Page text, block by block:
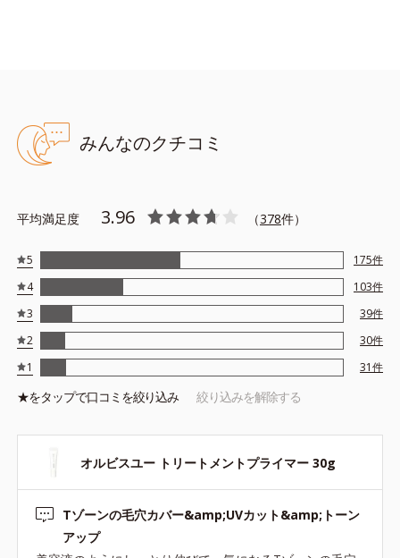
【ラスティング効果】
皮脂選択テカリ防止成分(*5)
*2 角層の範囲内
*3 スキンプロテクト※複合成分配合＝肌を保護し、乾燥を防ぐ
複合成分 ※ ビルベリー葉エキス、タベブイアインペチギノサ
樹皮エキス
*4 グリセリルグルコシド（保湿成分）、（ジメチコン／ビニル
ジメチコン）クロスポリマー、ジメチコン（カバー成分）
*5 アクリレーツコポリマー
ンフリー
●SPF50・PA+++
●セイヨウナシ果汁エキス*1＝保湿成分 ●カンゾウ葉エキス＝保湿
みんなのクチコミ
平均満足度 3.96 （378件）
5 175件
4
103件
3
39件
2
30件
1
31件
★をタップで口コミを絞り込み 絞り込みを解除する
オルビスユー トリートメントプライマー 30g
Tゾーンの毛穴カバー&amp;UVカット&amp;トーン
アップ